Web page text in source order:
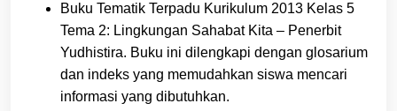
Buku Tematik Terpadu Kurikulum 2013 Kelas 5
Tema 2: Lingkungan Sahabat Kita – Penerbit
Yudhistira. Buku ini dilengkapi dengan glosarium
dan indeks yang memudahkan siswa mencari
informasi yang dibutuhkan.